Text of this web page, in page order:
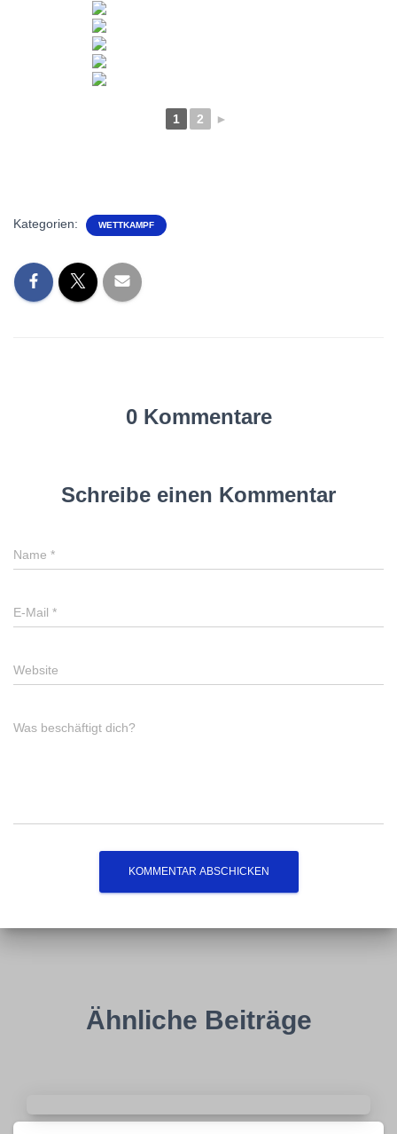
1 2 ►
Kategorien: WETTKAMPF
0 Kommentare
Schreibe einen Kommentar
Name *
E-Mail *
Website
Was beschäftigt dich?
Ähnliche Beiträge